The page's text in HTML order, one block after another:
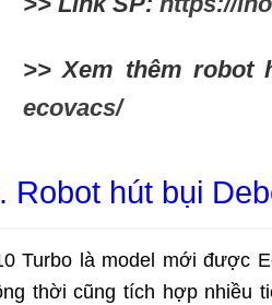
>> Xem thêm robot
ecovacs/
Robot hút bụi
Turbo là model mới được
thời cũng tích hợp nhiều